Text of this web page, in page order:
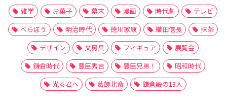
雑学
お菓子 幕末 漫画 時代劇
テレビ
べらぼう
明治時代 徳川家康 織田信長
抹茶
デザイン
文房具 フィギュア
展覧会
鎌倉時代
豊臣秀吉 豊臣兄弟！
昭和時代
光る君へ
葛飾北斎 鎌倉殿の13人